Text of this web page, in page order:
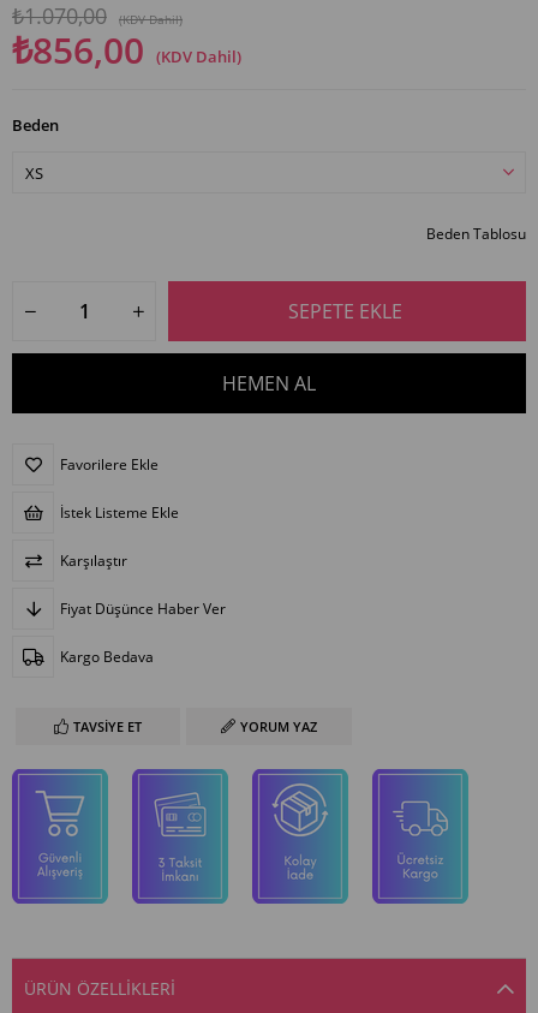
₺1.070,00 (KDV Dahil)
₺856,00 (KDV Dahil)
Beden
Beden Tablosu
Favorilere Ekle
İstek Listeme Ekle
Karşılaştır
Fiyat Düşünce Haber Ver
Kargo Bedava
TAVSIYE ET YORUM YAZ
ÜRÜN ÖZELLIKLERI